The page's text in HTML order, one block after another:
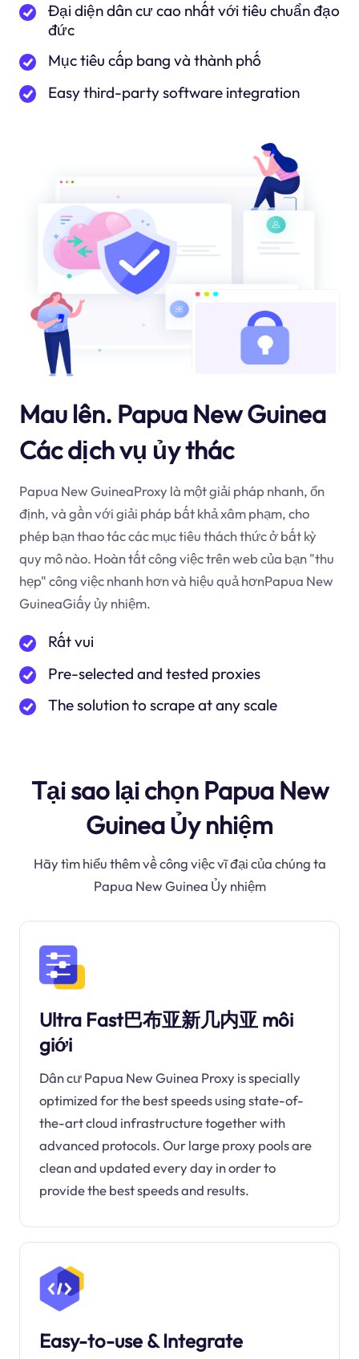
Đại diện dân cư cao nhất với tiêu chuẩn đạo
đức
Mục tiêu cấp bang và thành phố
Easy third-party software integration
Mau lên. Papua New Guinea
Các dịch vụ ủy thác
Papua New GuineaProxy là một giải pháp nhanh, ổn
định, và gần với giải pháp bất khả xâm phạm, cho
phép bạn thao tác các mục tiêu thách thức ở bất kỳ
quy mô nào. Hoàn tất công việc trên web của bạn "thu
hẹp" công việc nhanh hơn và hiệu quả hơnPapua New
GuineaGiấy ủy nhiệm.
Rất vui
Pre-selected and tested proxies
The solution to scrape at any scale
Tại sao lại chọn Papua New
Guinea Ủy nhiệm
Hãy tìm hiểu thêm về công việc vĩ đại của chúng ta
Papua New Guinea Ủy nhiệm
Ultra Fast巴布亚新几内亚 môi
giới
Dân cư Papua New Guinea Proxy is specially
optimized for the best speeds using state-of-
the-art cloud infrastructure together with
advanced protocols. Our large proxy pools are
clean and updated every day in order to
provide the best speeds and results.
Easy-to-use & Integrate